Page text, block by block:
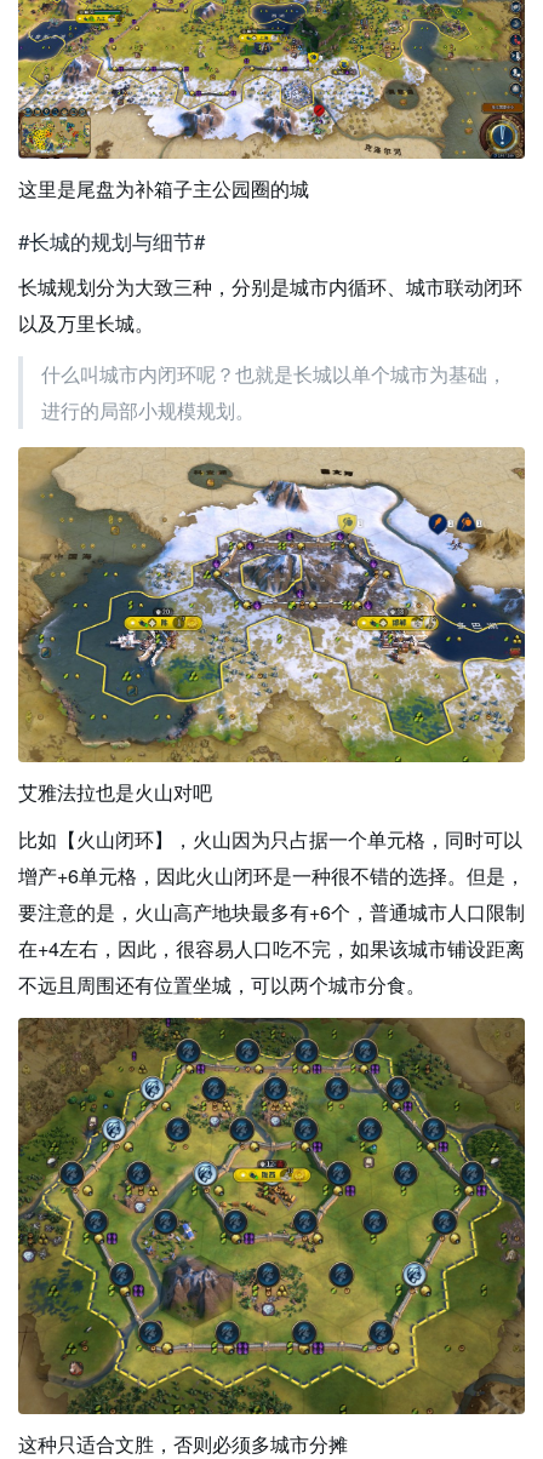
这里是尾盘为补箱子主公园圈的城
#长城的规划与细节#
长城规划分为大致三种，分别是城市内循环、城市联动闭环
以及万里长城。
什么叫城市内闭环呢？也就是长城以单个城市为基础，
进行的局部小规模规划。
艾雅法拉也是火山对吧
比如【火山闭环】，火山因为只占据一个单元格，同时可以
增产+6单元格，因此火山闭环是一种很不错的选择。但是，
要注意的是，火山高产地块最多有+6个，普通城市人口限制
在+4左右，因此，很容易人口吃不完，如果该城市铺设距离
不远且周围还有位置坐城，可以两个城市分食。
这种只适合文胜，否则必须多城市分摊